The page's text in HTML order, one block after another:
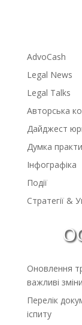
AdvoCash
Legal News
Legal Talks
Авторська
Дайджест
Думка
Інфографіка
Події
Стратегії &
Оновлення
важливі
Перелік
іспиту